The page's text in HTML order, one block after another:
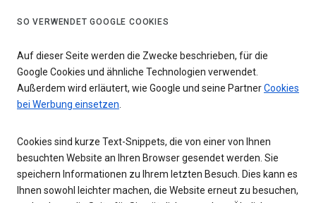
SO VERWENDET GOOGLE COOKIES
Auf dieser Seite werden die Zwecke beschrieben, für die
Google Cookies und ähnliche Technologien verwendet.
Außerdem wird erläutert, wie Google und seine PartnerCookies
bei Werbung einsetzen.
Cookies sind kurze Text-Snippets, die von einer von Ihnen
besuchten Website an Ihren Browser gesendet werden. Sie
speichern Informationen zu Ihrem letzten Besuch. Dies kann es
Ihnen sowohl leichter machen, die Website erneut zu besuchen,